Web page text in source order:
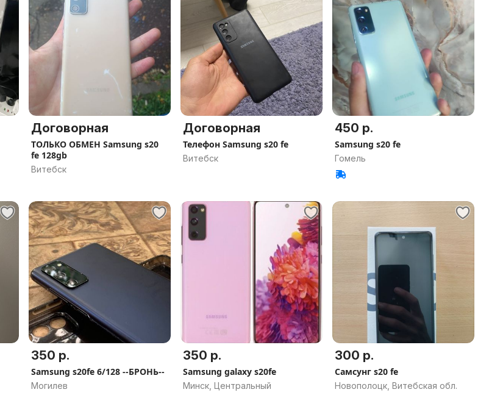
Договорная
ТОЛЬКО ОБМЕН Samsung s20
fe 128gb
Витебск
Договорная
Телефон Samsung s20 fe
Витебск
450 р.
Samsung s20 fe
Гомель
350 р.
Samsung s20fe 6/128 --БРОНЬ--
Могилев
350 р.
Samsung galaxy s20fe
Минск, Центральный
300 р.
Самсунг s20 fe
Новополоцк, Витебская обл.